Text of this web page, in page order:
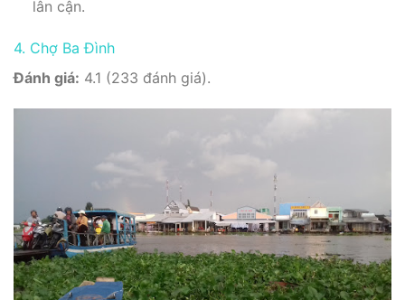
lân cận.
4. Chợ Ba Đình
Đánh giá: 4.1 (233 đánh giá).